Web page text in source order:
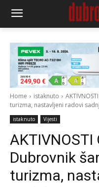
Home istaknuto
turizma, nastavljeni radovi
istaknuto Vijesti
AKTIVNOSTI
Dubrovnik
turizma,